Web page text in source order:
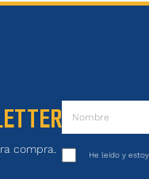
compra. He leído y